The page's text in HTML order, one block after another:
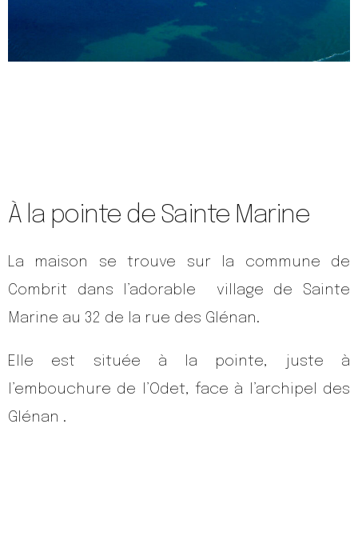
À la pointe de Sainte Marine
La maison se trouve sur la commune de
Combrit dans l’adorable village de Sainte
Marine au 32 de la rue des Glénan.
Elle est située à la pointe, juste à
l’embouchure de l’Odet, face à l’archipel des
Glénan .